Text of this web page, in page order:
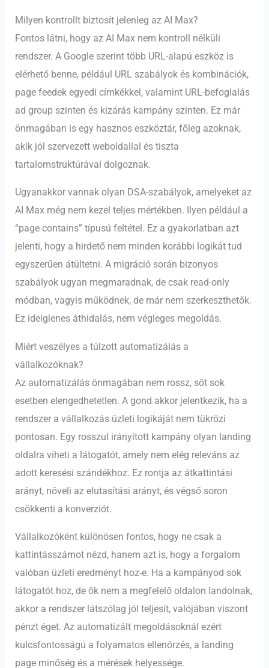
Milyen kontrollt biztosít jelenleg az AI Max?
Fontos látni, hogy az AI Max nem kontroll nélküli
rendszer. A Google szerint több URL-alapú eszköz is
elérhető benne, például URL szabályok és kombinációk,
page feedek egyedi címkékkel, valamint URL-befoglalás
ad group szinten és kizárás kampány szinten. Ez már
önmagában is egy hasznos eszköztár, főleg azoknak,
akik jól szervezett weboldallal és tiszta
tartalomstruktúrával dolgoznak.
Ugyanakkor vannak olyan DSA-szabályok, amelyeket az
AI Max még nem kezel teljes mértékben. Ilyen például a
“page contains” típusú feltétel. Ez a gyakorlatban azt
jelenti, hogy a hirdető nem minden korábbi logikát tud
egyszerűen átültetni. A migráció során bizonyos
szabályok ugyan megmaradnak, de csak read-only
módban, vagyis működnek, de már nem szerkeszthetők.
Ez ideiglenes áthidalás, nem végleges megoldás.
Miért veszélyes a túlzott automatizálás a
vállalkozóknak?
Az automatizálás önmagában nem rossz, sőt sok
esetben elengedhetetlen. A gond akkor jelentkezik, ha a
rendszer a vállalkozás üzleti logikáját nem tükrözi
pontosan. Egy rosszul irányított kampány olyan landing
oldalra viheti a látogatót, amely nem elég releváns az
adott keresési szándékhoz. Ez rontja az átkattintási
arányt, növeli az elutasítási arányt, és végső soron
csökkenti a konverziót.
Vállalkozóként különösen fontos, hogy ne csak a
kattintásszámot nézd, hanem azt is, hogy a forgalom
valóban üzleti eredményt hoz-e. Ha a kampányod sok
látogatót hoz, de ők nem a megfelelő oldalon landolnak,
akkor a rendszer látszólag jól teljesít, valójában viszont
pénzt éget. Az automatizált megoldásoknál ezért
kulcsfontosságú a folyamatos ellenőrzés, a landing
page minőség és a mérések helyessége.